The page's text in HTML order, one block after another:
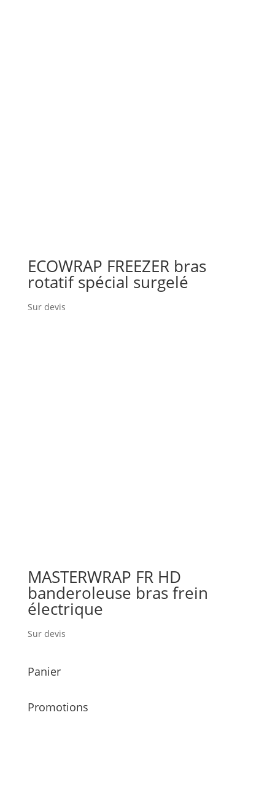
ECOWRAP FREEZER bras
rotatif spécial surgelé
Sur devis
MASTERWRAP FR HD
banderoleuse bras frein
électrique
Sur devis
Panier
Promotions